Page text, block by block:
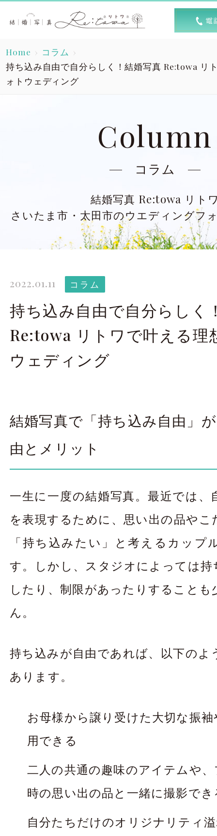
トップ
Top
洋装スタジオ
Dress studio
Kimono studio
太田店ギャラリー
Gallery
大宮
Costume
LINEで予約・相
太田店
Home
コラム
持ち込み自由で自分らしく！結婚写真 Re:towa リ
ォトウェディング
Column
コラム
結婚写真 Re:towa リト
さいたま市・太田市のウエディングフ
2022.01.11 コラム
持ち込み自由で自分らしく
Re:towa リトワで叶える理
ウェディング
結婚写真で「持ち込み自由」
由とメリット
一生に一度の結婚写真。最近では、
を表現するために、思い出の品やこ
「持ち込みたい」と考えるカップ
す。しかし、スタジオによっては持
したり、制限があったりすること
ん。
持ち込みが自由であれば、以下のよ
あります。
お母様から譲り受けた大切な振
用できる
二人の共通の趣味のアイテムや
時の思い出の品と一緒に撮影でき
自分たちだけのオリジナリティ